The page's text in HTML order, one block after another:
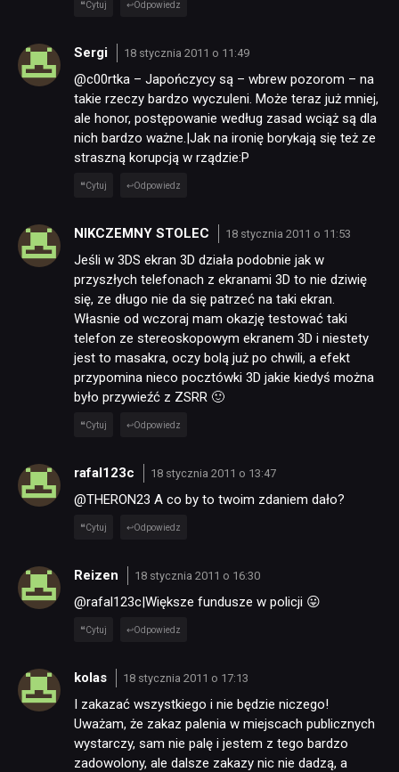
Cytuj Odpowiedz
Sergi 18 stycznia 2011 o 11:49
@c00rtka – Japończycy są – wbrew pozorom – na
takie rzeczy bardzo wyczuleni. Może teraz już mniej,
ale honor, postępowanie według zasad wciąż są dla
nich bardzo ważne.|Jak na ironię borykają się też ze
straszną korupcją w rządzie:P
Cytuj Odpowiedz
NIKCZEMNY STOLEC 18 stycznia 2011 o 11:53
Jeśli w 3DS ekran 3D działa podobnie jak w
przyszłych telefonach z ekranami 3D to nie dziwię
się, ze długo nie da się patrzeć na taki ekran.
Własnie od wczoraj mam okazję testować taki
telefon ze stereoskopowym ekranem 3D i niestety
jest to masakra, oczy bolą już po chwili, a efekt
przypomina nieco pocztówki 3D jakie kiedyś można
było przywieźć z ZSRR 🙂
Cytuj Odpowiedz
rafal123c 18 stycznia 2011 o 13:47
@THERON23 A co by to twoim zdaniem dało?
Cytuj Odpowiedz
Reizen 18 stycznia 2011 o 16:30
@rafal123c|Większe fundusze w policji 😛
Cytuj Odpowiedz
kolas 18 stycznia 2011 o 17:13
I zakazać wszystkiego i nie będzie niczego!
Uważam, że zakaz palenia w miejscach publicznych
wystarczy, sam nie palę i jestem z tego bardzo
zadowolony, ale dalsze zakazy nic nie dadzą, a